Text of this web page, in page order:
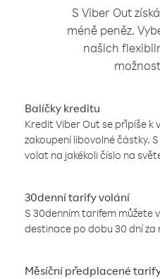
S Viber Out
méně peněz.
našich
Balíčky kreditu
Kredit Viber Out se připíše k
zakoupení libovolné částky.
volat na jakékoli číslo na
30denní tarify volání
S 30denním tarifem můžete
destinace po dobu 30 dní za
Měsíční předplacené